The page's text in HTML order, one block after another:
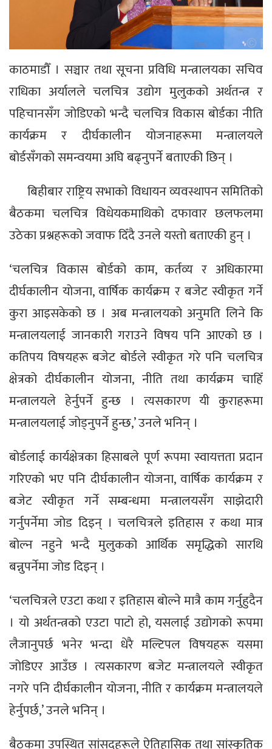
काठमाडौँ । सञ्चार तथा सूचना प्रविधि मन्त्रालयका सचिव
राधिका अर्यालले चलचित्र उद्योग मुलुकको अर्थतन्त्र र
पहिचानसँग जोडिएको भन्दै चलचित्र विकास बोर्डका नीति
कार्यक्रम र दीर्घकालीन योजनाहरूमा मन्त्रालयले
बोर्डसँगको समन्वयमा अघि बढ्नुपर्ने बताएकी छिन् ।
बिहीबार राष्ट्रिय सभाको विधायन व्यवस्थापन समितिको
बैठकमा चलचित्र विधेयकमाथिको दफावार छलफलमा
उठेका प्रश्नहरूको जवाफ दिँदै उनले यस्तो बताएकी हुन् ।
‘चलचित्र विकास बोर्डको काम, कर्तव्य र अधिकारमा
दीर्घकालीन योजना, वार्षिक कार्यक्रम र बजेट स्वीकृत गर्ने
कुरा आइसकेको छ । अब मन्त्रालयको अनुमति लिने कि
मन्त्रालयलाई जानकारी गराउने विषय पनि आएको छ ।
कतिपय विषयहरू बजेट बोर्डले स्वीकृत गरे पनि चलचित्र
क्षेत्रको दीर्घकालीन योजना, नीति तथा कार्यक्रम चाहिँ
मन्त्रालयले हेर्नुपर्ने हुन्छ । त्यसकारण यी कुराहरूमा
मन्त्रालयलाई जोड्नुपर्ने हुन्छ,’ उनले भनिन् ।
बोर्डलाई कार्यक्षेत्रका हिसाबले पूर्ण रूपमा स्वायत्तता प्रदान
गरिएको भए पनि दीर्घकालीन योजना, वार्षिक कार्यक्रम र
बजेट स्वीकृत गर्ने सम्बन्धमा मन्त्रालयसँग साझेदारी
गर्नुपर्नेमा जोड दिइन् । चलचित्रले इतिहास र कथा मात्र
बोल्न नहुने भन्दै मुलुकको आर्थिक समृद्धिको सारथि
बन्नुपर्नेमा जोड दिइन् ।
‘चलचित्रले एउटा कथा र इतिहास बोल्ने मात्रै काम गर्नुहुदैन
। यो अर्थतन्त्रको एउटा पाटो हो, यसलाई उद्योगको रूपमा
लैजानुपर्छ भनेर भन्दा धेरै मल्टिपल विषयहरू यसमा
जोडिएर आउँछ । त्यसकारण बजेट मन्त्रालयले स्वीकृत
नगरे पनि दीर्घकालीन योजना, नीति र कार्यक्रम मन्त्रालयले
हेर्नुपर्छ,’ उनले भनिन् ।
बैठकमा उपस्थित सांसदहरूले ऐतिहासिक तथा सांस्कृतिक